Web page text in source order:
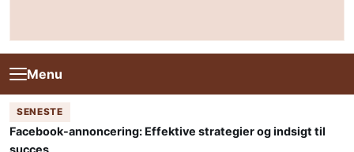
Menu
SENESTE
Facebook-annoncering: Effektive strategier og indsigt til